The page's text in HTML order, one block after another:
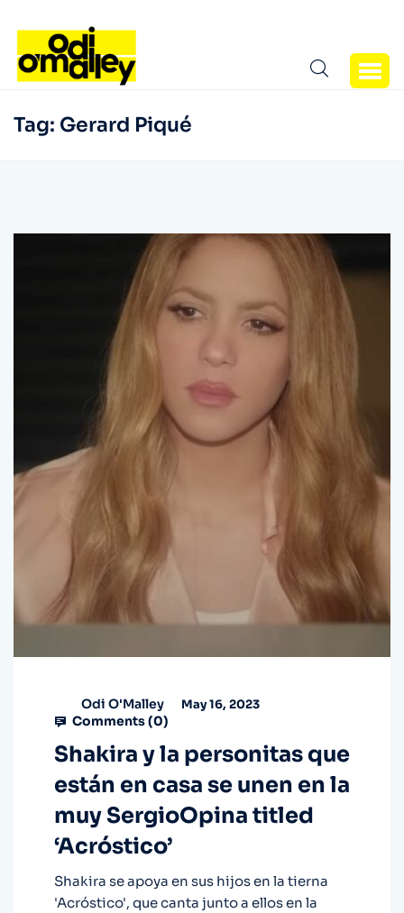
Tag: Gerard Piqué
Odi O'Malley May 16, 2023
Comments (0)
Shakira y la personitas que
están en casa se unen en la
muy SergioOpina titled
‘Acróstico’
Shakira se apoya en sus hijos en la tierna
'Acróstico', que canta junto a ellos en la